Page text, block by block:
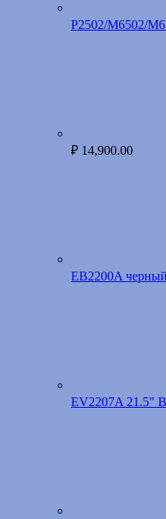
P2502/M6502/
₽ 14,900.00
EB2200A черный
EV2207A 21.5"